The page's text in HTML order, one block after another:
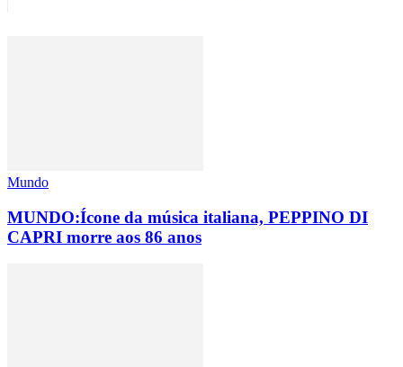
Mundo
MUNDO:Ícone da música italiana, PEPPINO DI
CAPRI morre aos 86 anos